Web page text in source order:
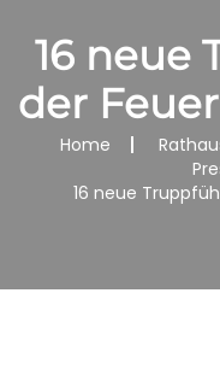
16 neue
der
Home
16 neue